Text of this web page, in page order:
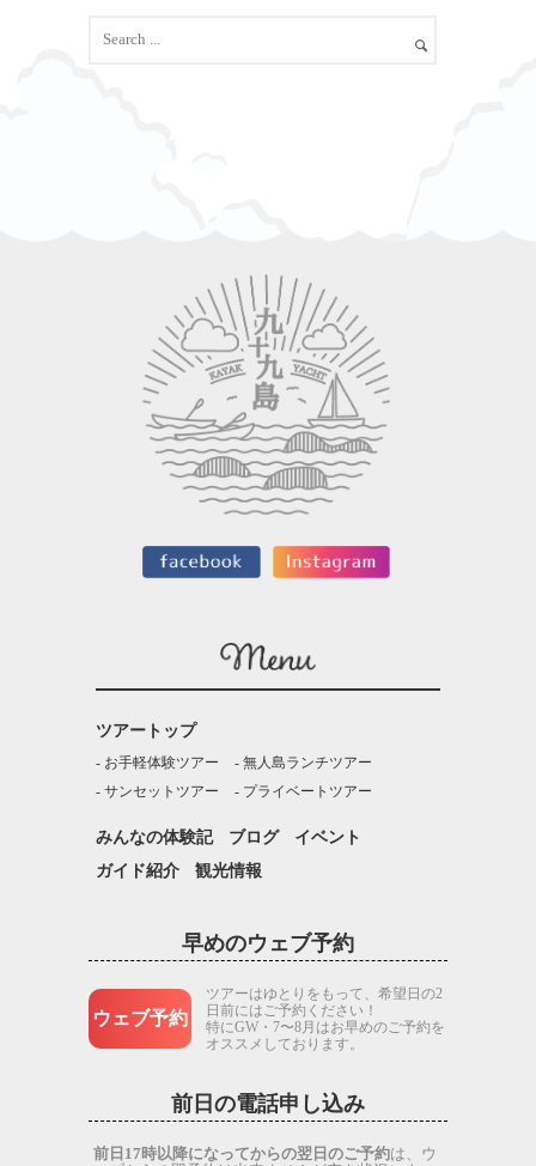
ツアートップ
お手軽体験ツアー
無人島ランチツアー
サンセットツアー
プライベートツアー
みんなの体験記 ブログ
イベント
ガイド紹介
観光情報
早めのウェブ予約
ウェブ予約
ツアーはゆとりをもって、希望日の2
日前にはご予約ください！
特にGW・7〜8月はお早めのご予約を
オススメしております。
前日の電話申し込み
前日17時以降になってからの翌日のご予約は、ウ